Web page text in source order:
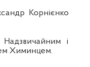
Корнієнко
Надзвичайним і
Химинцем.